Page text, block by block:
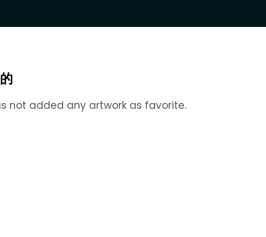
not added any artwork as favorite.